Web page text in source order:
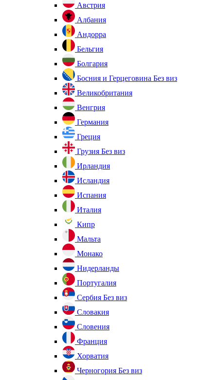
Австрия
Албания
Андорра
Бельгия
Болгария
Босния и Герцеговина Без виз
Великобритания
Венгрия
Германия
Греция
Грузия Без виз
Ирландия
Исландия
Испания
Италия
Кипр
Мальта
Монако
Нидерланды
Португалия
Сербия Без виз
Словакия
Словения
Франция
Хорватия
Черногория Без виз